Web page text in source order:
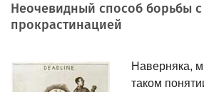
Неочевидный способ борьбы с
прокрастинацией
Наверняка,
таком